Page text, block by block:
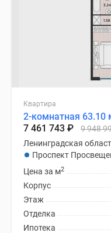
Квартира
2-комнатная 63.10
7 461 743 ₽ 9 948
Ленинградская
Проспект
Цена за м2
Корпус
Этаж
Отделка
Ипотека